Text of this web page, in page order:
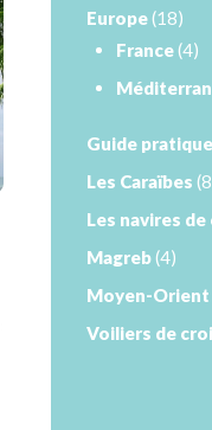
Europe(18)
France(4)
Guide pratique
Les Caraïbes
Les navires
Magreb(4)
Moyen-Orient
Voiliers de